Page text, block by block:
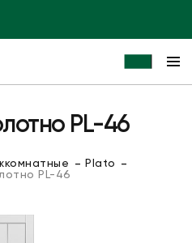
PL-46
Plato
PL-46